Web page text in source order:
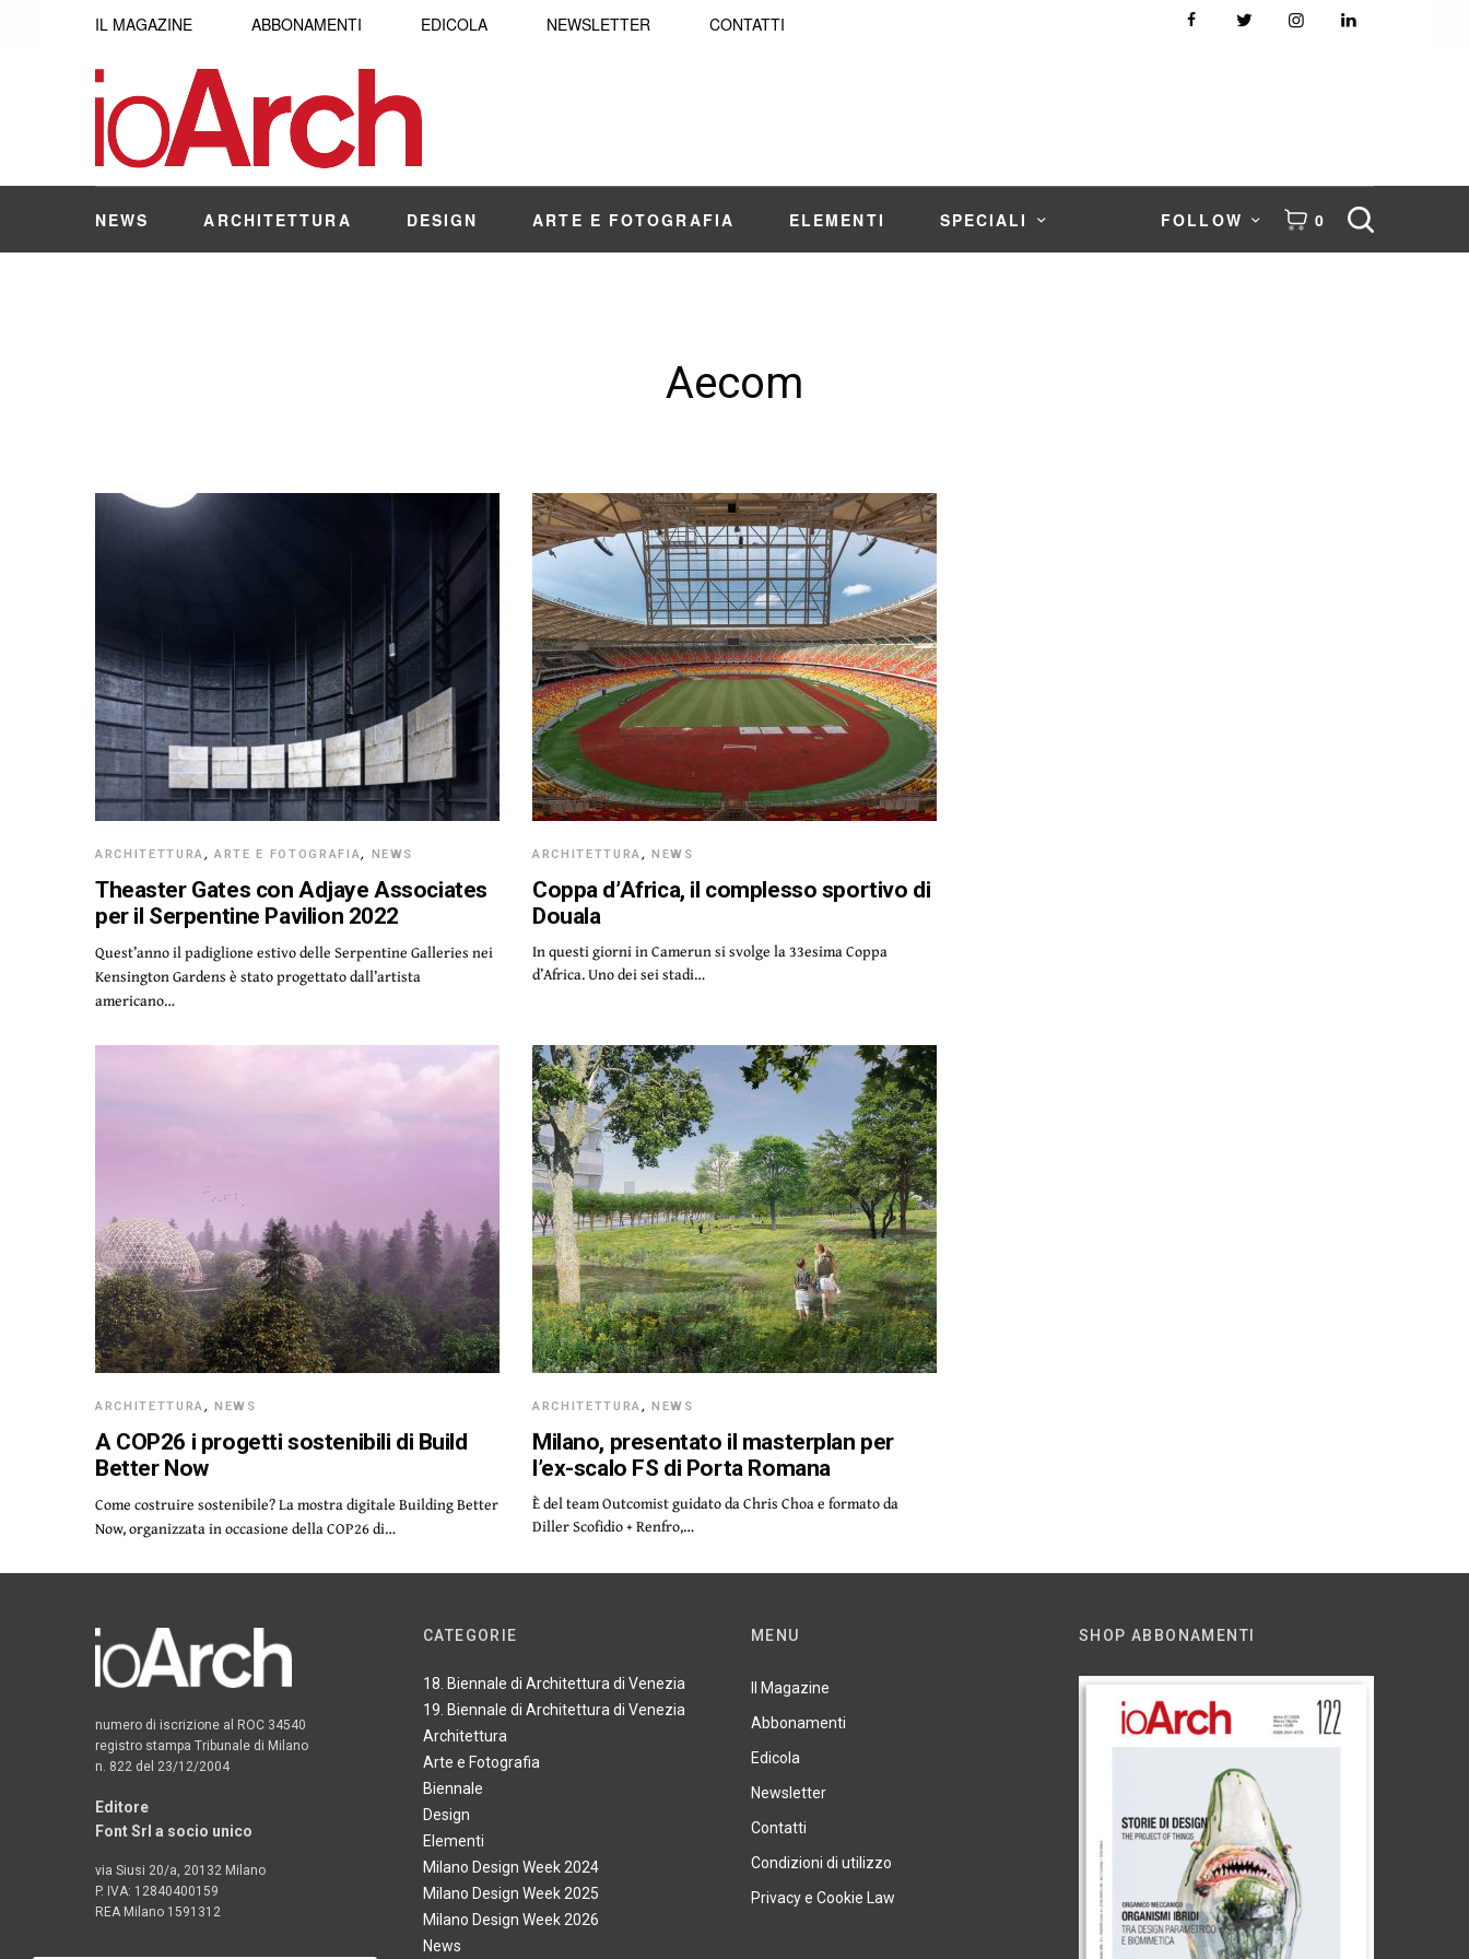
IL MAGAZINE ABBONAMENTI EDICOLA NEWSLETTER CONTATTI
NEWS ARCHITETTURA DESIGN ARTE E FOTOGRAFIA ELEMENTI SPECIALI FOLLOW 0
Aecom
ARCHITETTURA,ARTE E FOTOGRAFIA, NEWS
Theaster Gates con Adjaye Associates
per il Serpentine Pavilion 2022
Quest’anno il padiglione estivo delle Serpentine Galleries nei
Kensington Gardens è stato progettato dall’artista
americano…
ARCHITETTURA,NEWS
Coppa d’Africa, il complesso sportivo di
Douala
In questi giorni in Camerun si svolge la 33esima Coppa
d’Africa. Uno dei sei stadi…
ARCHITETTURA,NEWS
A COP26 i progetti sostenibili di Build
Better Now
Come costruire sostenibile? La mostra digitale Building Better
Now, organizzata in occasione della COP26 di…
ARCHITETTURA,NEWS
Milano, presentato il masterplan per
l’ex-scalo FS di Porta Romana
È del team Outcomist guidato da Chris Choa e formato da
Diller Scofidio + Renfro,…
numero di iscrizione al ROC 34540
registro stampa Tribunale di Milano
n. 822 del 23/12/2004
Editore
Font Srl a socio unico
via Siusi 20/a, 20132 Milano
P. IVA: 12840400159
REA Milano 1591312
CATEGORIE
18. Biennale di Architettura di Venezia
19. Biennale di Architettura di Venezia
Architettura
Arte e Fotografia
Biennale
Design
Elementi
Milano Design Week 2024
Milano Design Week 2025
Milano Design Week 2026
News
MENU
Il Magazine
Abbonamenti
Edicola
Newsletter
Contatti
Condizioni di utilizzo
Privacy e Cookie Law
SHOP ABBONAMENTI